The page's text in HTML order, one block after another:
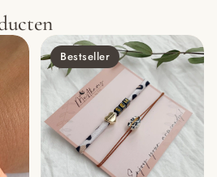
Bestseller